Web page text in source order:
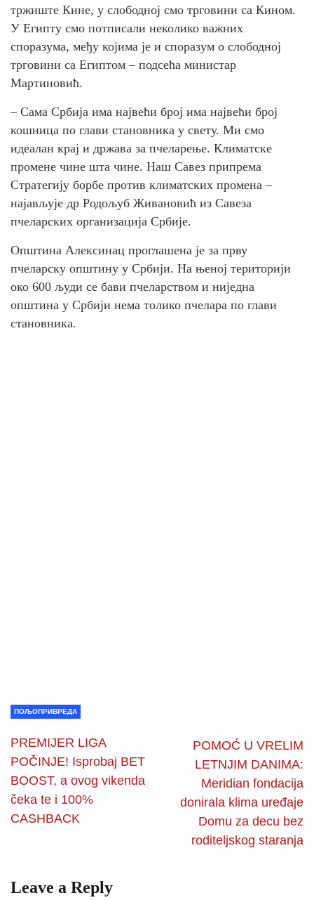
тржиште Кине, у слободној смо трговини са Кином.
У Египту смо потписали неколико важних
споразума, међу којима је и споразум о слободној
трговини са Египтом – подсећа министар
Мартиновић.
– Сама Србија има највећи број има највећи број
кошница по глави становника у свету. Ми смо
идеалан крај и држава за пчеларење. Климатске
промене чине шта чине. Наш Савез припрема
Стратегију борбе против климатских промена –
најављује др Родољуб Живановић из Савеза
пчеларских организација Србије.
Општина Алексинац проглашена је за прву
пчеларску општину у Србији. На њеној територији
око 600 људи се бави пчеларством и ниједна
општина у Србији нема толико пчелара по глави
становника.
ПОЉОПРИВРЕДА
PREMIJER LIGA
POČINJE! Isprobaj BET
BOOST, a ovog vikenda
čeka te i 100%
CASHBACK
POMOĆ U VRELIM
LETNJIM DANIMA:
Meridian fondacija
donirala klima uređaje
Domu za decu bez
roditeljskog staranja
Leave a Reply